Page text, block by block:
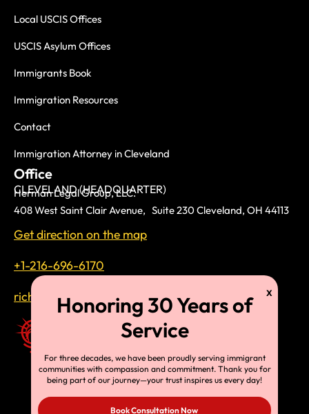
Local USCIS Offices
USCIS Asylum Offices
Immigrants Book
Immigration Resources
Contact
Immigration Attorney in Cleveland
Office
CLEVELAND (HEADQUARTER)
Herman Legal Group, LLC.
408 West Saint Clair Avenue, Suite 230 Cleveland, OH 44113
Get direction on the map
+1-216-696-6170
richardtmherman@gmail.com
For three decades, we have been proudly serving immigrant
communities with compassion and commitment. Thank you for
being part of our journey—your trust inspires us every day!
Book Consultation Now